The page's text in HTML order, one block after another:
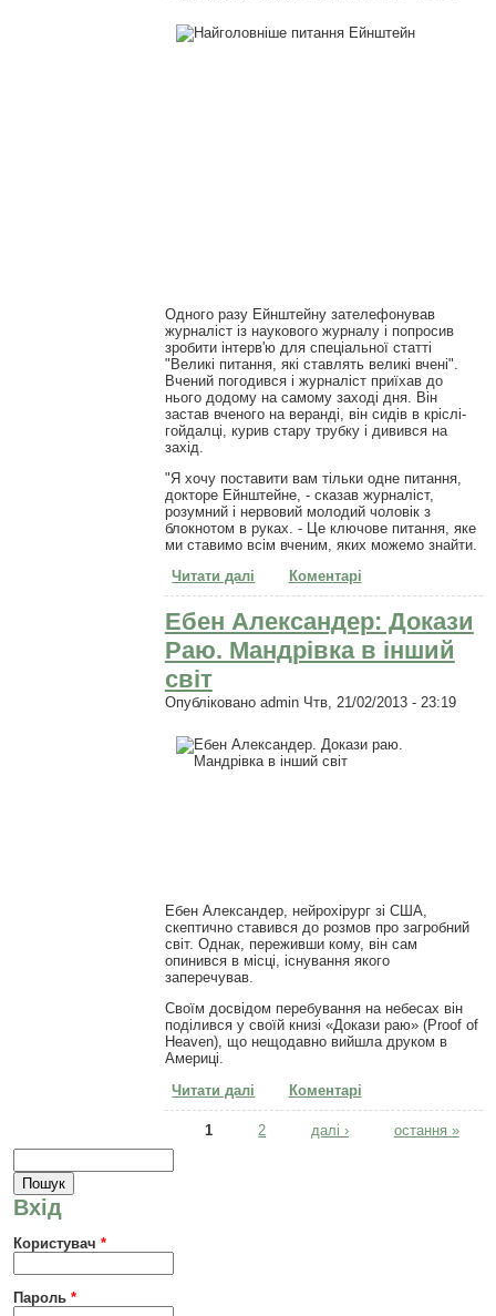
Одного разу Ейнштейну зателефонував
журналіст із наукового журналу і попросив
зробити інтерв'ю для спеціальної статті
"Великі питання, які ставлять великі вчені".
Вчений погодився і журналіст приїхав до
нього додому на самому заході дня. Він
застав вченого на веранді, він сидів в кріслі-
гойдалці, курив стару трубку і дивився на
захід.
"Я хочу поставити вам тільки одне питання,
докторе Ейнштейне, - сказав журналіст,
розумний і нервовий молодий чоловік з
блокнотом в руках. - Це ключове питання, яке
ми ставимо всім вченим, яких можемо знайти.
Читати далі про Найголовніше питання
Коментарі
Ебен Александер: Докази
Раю. Мандрівка в інший
світ
Опубліковано adminЧтв, 21/02/2013 - 23:19
Ебен Александер, нейрохірург зі США,
скептично ставився до розмов про загробний
світ. Однак, переживши кому, він сам
опинився в місці, існування якого
заперечував.
Своїм досвідом перебування на небесах він
поділився у своїй книзі «Докази раю» (Proof of
Heaven), що нещодавно вийшла друком в
Америці.
Читати далі про Ебен Александер: Докази
Раю. Мандрівка в інший світ
Коментарі
Сторінки
1 2 далі › остання »
Вхід
Користувач*
Пароль*